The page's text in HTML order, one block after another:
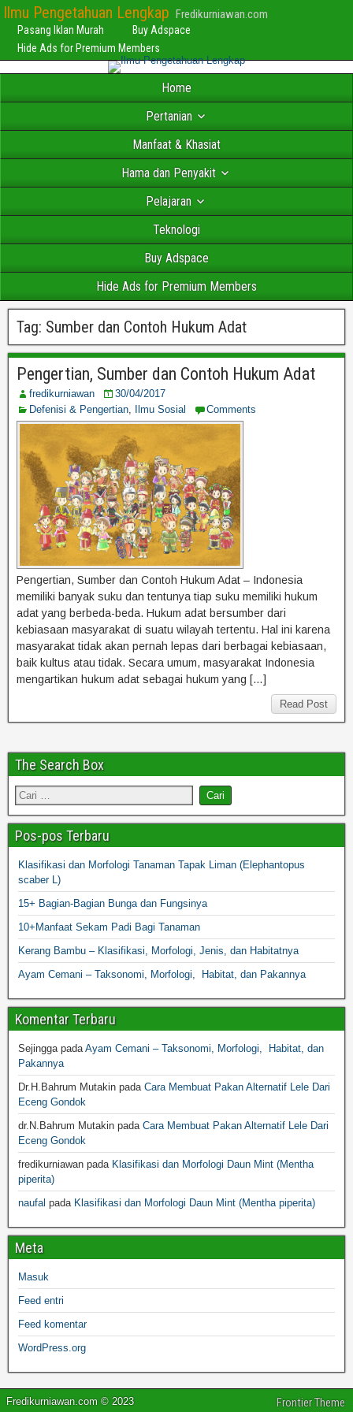
Ilmu Pengetahuan Lengkap Fredikurniawan.com
Pasang Iklan Murah
Buy Adspace
Hide Ads for Premium Members
Home
Pertanian
Manfaat & Khasiat
Hama dan Penyakit
Pelajaran
Teknologi
Buy Adspace
Hide Ads for Premium Members
Tag: Sumber dan Contoh Hukum Adat
Pengertian, Sumber dan Contoh Hukum Adat
fredikurniawan
30/04/2017
Defenisi & Pengertian, Ilmu Sosial Comments
Pengertian, Sumber dan Contoh Hukum Adat – Indonesia
memiliki banyak suku dan tentunya tiap suku memiliki hukum
adat yang berbeda-beda. Hukum adat bersumber dari
kebiasaan masyarakat di suatu wilayah tertentu. Hal ini karena
masyarakat tidak akan pernah lepas dari berbagai kebiasaan,
baik kultus atau tidak. Secara umum, masyarakat Indonesia
mengartikan hukum adat sebagai hukum yang […]
Read Post
The Search Box
Pos-pos Terbaru
Klasifikasi dan Morfologi Tanaman Tapak Liman (Elephantopus
scaber L)
15+ Bagian-Bagian Bunga dan Fungsinya
10+Manfaat Sekam Padi Bagi Tanaman
Kerang Bambu – Klasifikasi, Morfologi, Jenis, dan Habitatnya
Ayam Cemani – Taksonomi, Morfologi, Habitat, dan Pakannya
Komentar Terbaru
SejinggapadaAyam Cemani – Taksonomi, Morfologi, Habitat, dan
Pakannya
Dr.H.Bahrum Mutakin pada Cara Membuat Pakan Alternatif Lele Dari
Eceng Gondok
dr.N.Bahrum Mutakin pada Cara Membuat Pakan Alternatif Lele Dari
Eceng Gondok
fredikurniawan pada Klasifikasi dan Morfologi Daun Mint (Mentha
piperita)
naufal pada Klasifikasi dan Morfologi Daun Mint (Mentha piperita)
Meta
Masuk
Feed entri
Feed komentar
WordPress.org
Fredikurniawan.com © 2023 Frontier Theme